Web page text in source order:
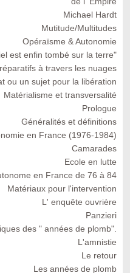
Michael Hardt
Mutitude/Multitudes
Opéraïsme & Autonomie
est enfin tombé sur la terre"
à travers les nuages
ou un sujet pour la libération
Matérialisme et transversalité
Prologue
Généralités et définitions
en France (1976-1984)
Camarades
Ecole en lutte
en France de 76 à 84
Matériaux pour l'intervention
L' enquête ouvrière
Panzieri
des " années de plomb".
L'amnistie
Le retour
Les années de plomb